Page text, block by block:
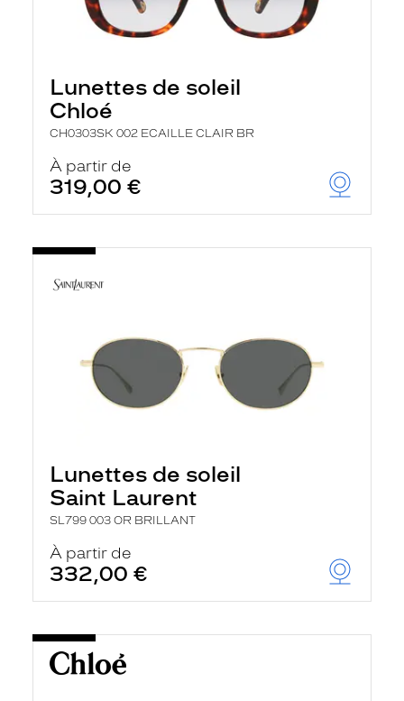
Lunettes de soleil
Chloé
CH0303SK 002 ECAILLE CLAIR BR
À partir de
319,00 €
Lunettes de soleil
Saint Laurent
SL799 003 OR BRILLANT
À partir de
332,00 €